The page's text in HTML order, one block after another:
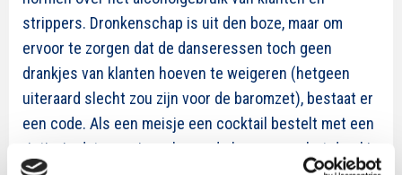
strippers. Dronkenschap is uit den boze, maar om
ervoor te zorgen dat de danseressen toch geen
drankjes van klanten hoeven te weigeren (hetgeen
uiteraard slecht zou zijn voor de baromzet), bestaat er
een code. Als een meisje een cocktail bestelt met een
rietje, is dat een signaal voor de barman om het drankje